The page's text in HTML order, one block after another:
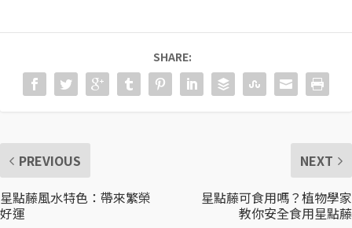
SHARE:
PREVIOUS
星點藤風水特色：帶來繁榮
好運
NEXT
星點藤可食用嗎？植物學家
教你安全食用星點藤